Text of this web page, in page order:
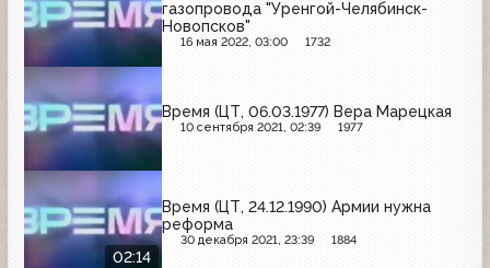
газопровода "Уренгой-Челябинск-
Новопсков"
16 мая 2022, 03:00 1732
Время (ЦТ, 06.03.1977) Вера Марецкая
10 сентября 2021, 02:39 1977
02:14
Время (ЦТ, 24.12.1990) Армии нужна
реформа
30 декабря 2021, 23:39 1884